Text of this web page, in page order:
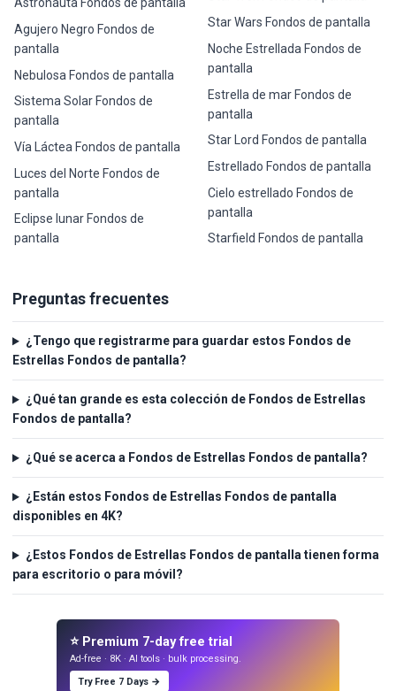
Agujero Negro Fondos de
pantalla
Nebulosa Fondos de pantalla
Sistema Solar Fondos de
pantalla
Vía Láctea Fondos de pantalla
Luces del Norte Fondos de
pantalla
Eclipse lunar Fondos de
pantalla
Star Wars Fondos de pantalla
Noche Estrellada Fondos de
pantalla
Estrella de mar Fondos de
pantalla
Star Lord Fondos de pantalla
Estrellado Fondos de pantalla
Cielo estrellado Fondos de
pantalla
Starfield Fondos de pantalla
Preguntas frecuentes
¿Tengo que registrarme para guardar estos Fondos de
Estrellas Fondos de pantalla?
¿Qué tan grande es esta colección de Fondos de Estrellas
Fondos de pantalla?
¿Qué se acerca a Fondos de Estrellas Fondos de pantalla?
¿Están estos Fondos de Estrellas Fondos de pantalla
disponibles en 4K?
¿Estos Fondos de Estrellas Fondos de pantalla tienen forma
para escritorio o para móvil?
⭐ Premium 7-day free trial
Ad-free · 8K · AI tools · bulk processing.
Try Free 7 Days →